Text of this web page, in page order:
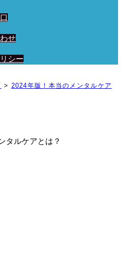
せ
シー
> 2024年版！本当のメンタルケア
タルケアとは？